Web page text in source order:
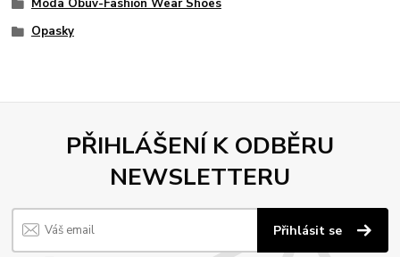
Móda Obuv-Fashion Wear Shoes
Opasky
PŘIHLÁŠENÍ K ODBĚRU
NEWSLETTERU
Přihlásit se